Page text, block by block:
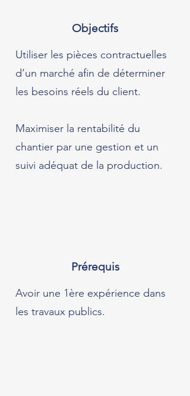
Objectifs
Utiliser les pièces contractuelles
d’un marché afin de déterminer
les besoins réels du client.
Maximiser la rentabilité du
chantier par une gestion et un
suivi adéquat de la production.
Prérequis
Avoir une 1ère expérience dans
les travaux publics.